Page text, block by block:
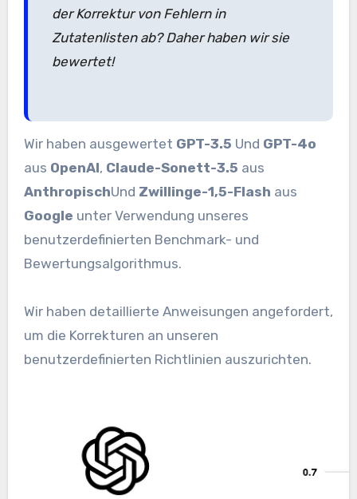
der Korrektur von Fehlern in
Zutatenlisten ab? Daher haben wir sie
bewertet!
Wir haben ausgewertet GPT-3.5 Und GPT-4o
aus OpenAI, Claude-Sonett-3.5 aus
AnthropischUnd Zwillinge-1,5-Flash aus
Google unter Verwendung unseres
benutzerdefinierten Benchmark- und
Bewertungsalgorithmus.
Wir haben detaillierte Anweisungen angefordert,
um die Korrekturen an unseren
benutzerdefinierten Richtlinien auszurichten.